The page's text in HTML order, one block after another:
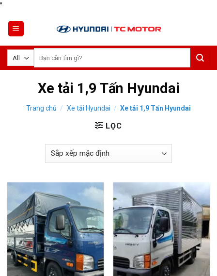
"Skip
content
kiếm:
Xe tải 1,9 Tấn Hyundai
Trang chủ / Xe tải Hyundai / Xe tải 1,9 Tấn Hyundai
LỌC